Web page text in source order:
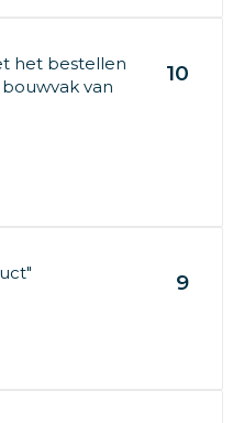
het bestellen
van
10
9